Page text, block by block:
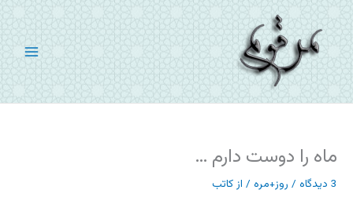
پرش
به
محتوا
ماه را دوست دارم …
3 دیدگاه / روز+مره / از کاتب